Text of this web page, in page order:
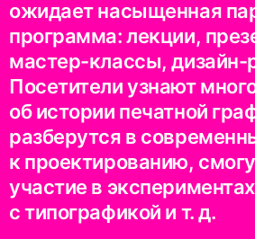
ожидает насыщенная
программа: лекции,
мастер-классы, дизайн-
Посетители узнают
об истории печатной
разберутся в
к проектированию,
участие в экспериментах
с типографикой и т. д.